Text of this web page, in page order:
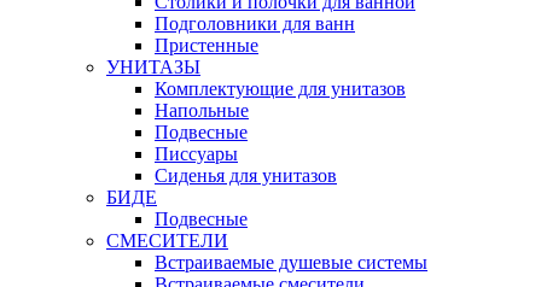
Подголовники для ванн
Пристенные
УНИТАЗЫ
Комплектующие для унитазов
Напольные
Подвесные
Писсуары
Сиденья для унитазов
БИДЕ
Подвесные
СМЕСИТЕЛИ
Встраиваемые душевые системы